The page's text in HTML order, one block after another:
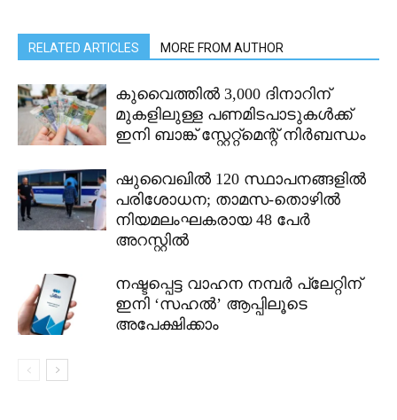
RELATED ARTICLES MORE FROM AUTHOR
കുവൈത്തിൽ 3,000 ദിനാറിന്
മുകളിലുള്ള പണമിടപാടുകൾക്ക്
ഇനി ബാങ്ക് സ്റ്റേറ്റ്മെന്റ് നിർബന്ധം
ഷുവൈഖിൽ 120 സ്ഥാപനങ്ങളിൽ
പരിശോധന; താമസ-തൊഴിൽ
നിയമലംഘകരായ 48 പേർ
അറസ്റ്റിൽ
നഷ്ടപ്പെട്ട വാഹന നമ്പർ പ്ലേറ്റിന്
ഇനി ‘സഹൽ’ ആപ്പിലൂടെ
അപേക്ഷിക്കാം